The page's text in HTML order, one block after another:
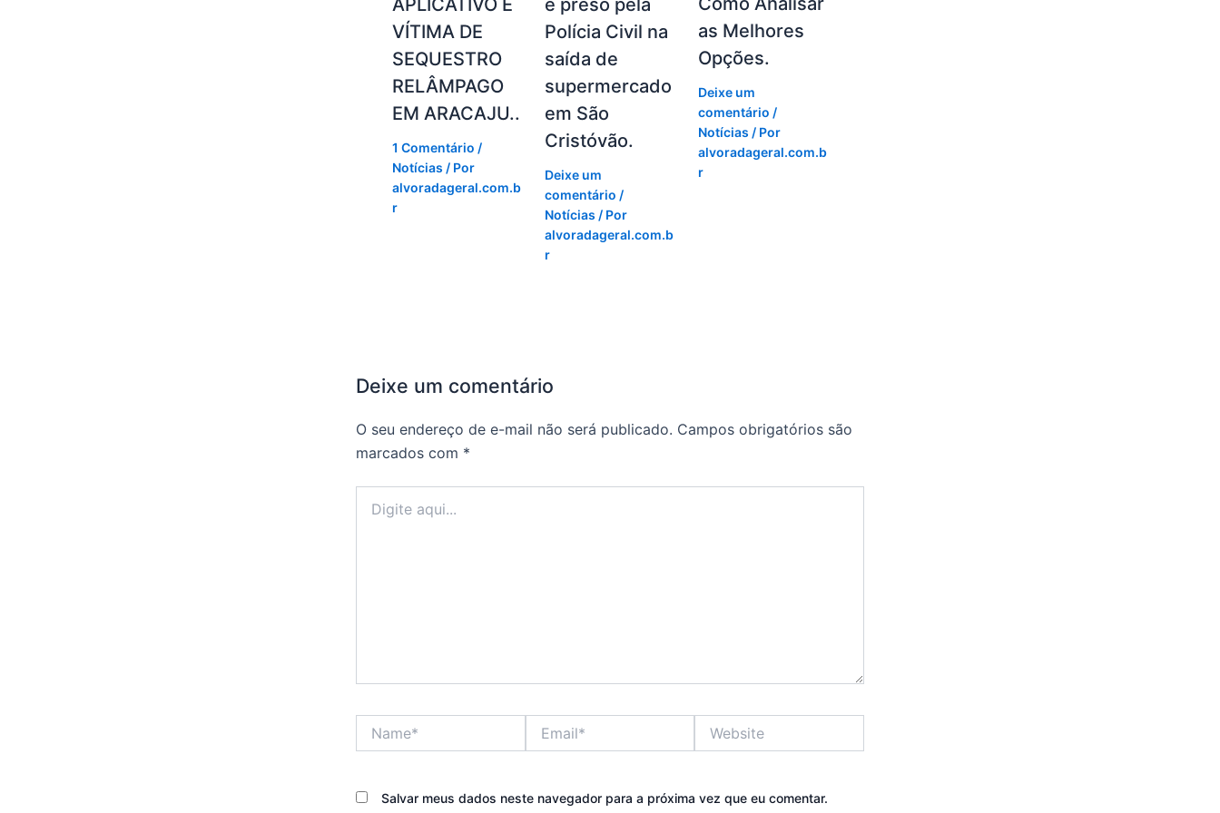
VÍTIMA DE
SEQUESTRO
RELÂMPAGO
EM ARACAJU..
1 Comentário /
Notícias / Por
alvoradageral.com.b
r
Polícia Civil na
saída de
supermercado
em São
Cristóvão.
Deixe um
comentário /
Notícias / Por
alvoradageral.com.b
r
as Melhores
Opções.
Deixe um
comentário /
Notícias / Por
alvoradageral.com.b
r
Deixe um comentário
O seu endereço de e-mail não será publicado. Campos obrigatórios são
marcados com *
aqui...
Salvar meus dados neste navegador para a próxima vez que eu comentar.